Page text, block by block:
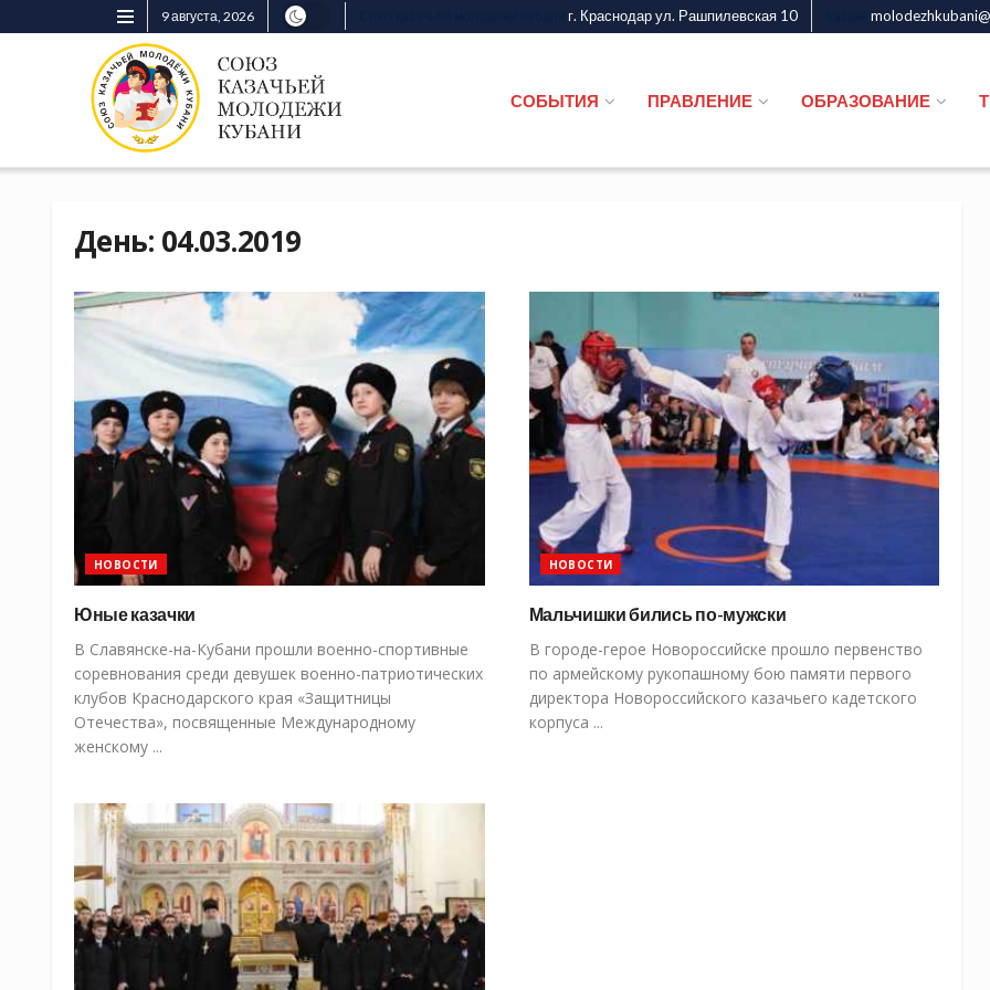
9 августа, 2026 г. Краснодар ул. Рашпилевская 10
СОБЫТИЯ ПРАВЛЕНИЕ ОБРАЗОВАНИЕ
День: 04.03.2019
НОВОСТИ
Юные казачки
В Славянске-на-Кубани прошли военно-спортивные
соревнования среди девушек военно-патриотических
клубов Краснодарского края «Защитницы
Отечества», посвященные Международному
женскому ...
НОВОСТИ
Мальчишки бились по-мужски
В городе-герое Новороссийске прошло первенство
по армейскому рукопашному бою памяти первого
директора Новороссийского казачьего кадетского
корпуса ...